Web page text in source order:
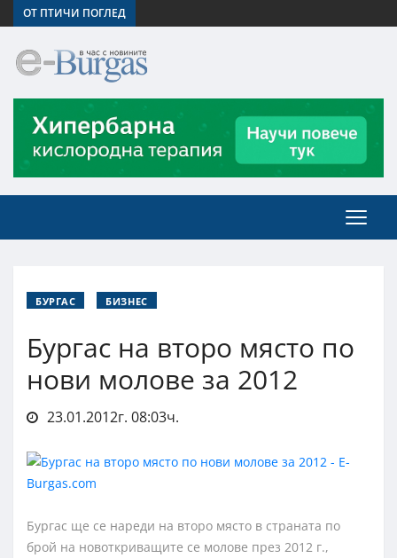
ОТ ПТИЧИ ПОГЛЕД
БУРГАС БИЗНЕС
Бургас на второ място по
нови молове за 2012
23.01.2012г. 08:03ч.
Бургас ще се нареди на второ място в страната по
брой на новоткриващите се молове през 2012 г.,